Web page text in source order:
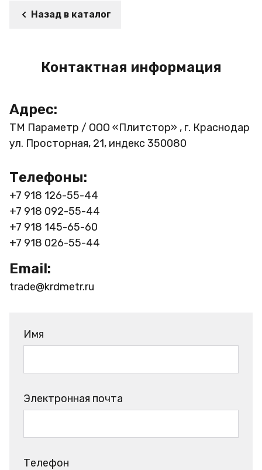
Назад в каталог
Контактная информация
Адрес:
ТМ Параметр / ООО «Плитстор» , г. Краснодар
ул. Просторная, 21, индекс 350080
Телефоны:
+7 918 126-55-44
+7 918 092-55-44
+7 918 145-65-60
+7 918 026-55-44
Email:
trade@krdmetr.ru
Имя
Электронная почта
Телефон